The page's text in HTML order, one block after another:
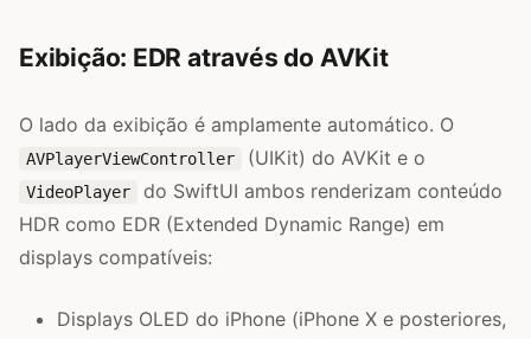
Exibição: EDR através do AVKit
O lado da exibição é amplamente automático. O
AVPlayerViewController (UIKit) do AVKit e o
VideoPlayer
do SwiftUI ambos renderizam conteúdo
HDR como EDR (Extended Dynamic Range) em
displays compatíveis:
Displays OLED do iPhone (iPhone X e posteriores,